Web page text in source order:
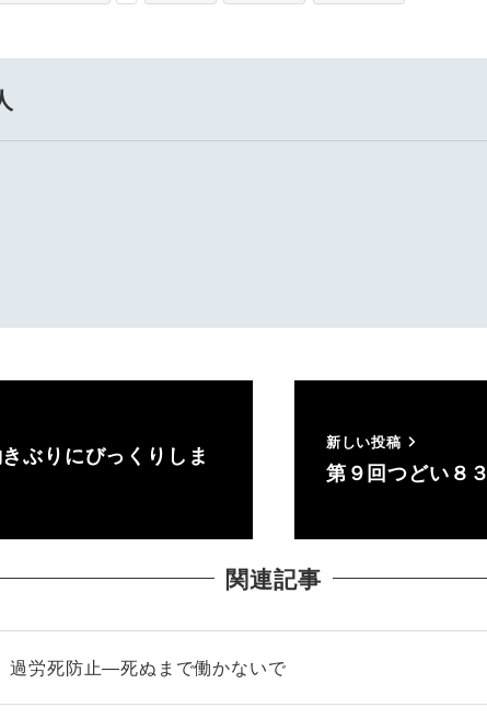
ぶりにびっくりしま
新しい投稿
第９回つどい８
関連記事
労死防止―死ぬまで働かないで